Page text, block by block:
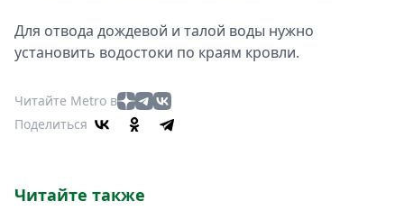
Для отвода дождевой и талой воды нужно
установить водостоки по краям кровли.
Читайте Metro в
Поделиться
Читайте также